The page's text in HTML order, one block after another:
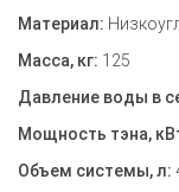
Материал:
Масса, кг: 125
Давление воды в
Мощность тэна,
Объем системы, л: